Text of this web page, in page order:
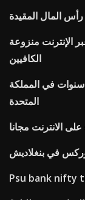
رأس المال المقيدة
الإنترنت منزوعة
الكافيين
السندات الحكومية 5 سنوات في المملكة
المتحدة
على الانترنت مجانا
في بنغلاديش
Psu bank nifty